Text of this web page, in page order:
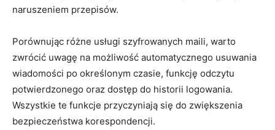
naruszeniem przepisów.
Porównując różne usługi szyfrowanych maili, warto
zwrócić uwagę na możliwość automatycznego usuwania
wiadomości po określonym czasie, funkcję odczytu
potwierdzonego oraz dostęp do historii logowania.
Wszystkie te funkcje przyczyniają się do zwiększenia
bezpieczeństwa korespondencji.